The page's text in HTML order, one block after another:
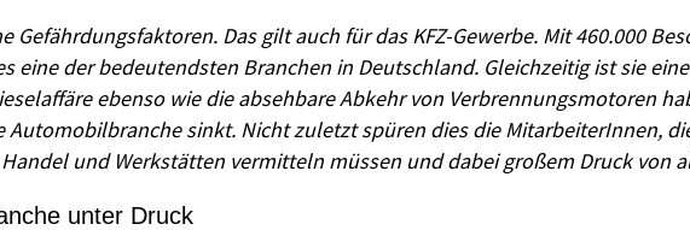
Gefährdungsfaktoren. Das gilt auch für das KFZ-Gewerbe. Mit 460.000
eine der bedeutendsten Branchen in Deutschland. Gleichzeitig ist sie
ebenso wie die absehbare Abkehr von Verbrennungsmotoren
Automobilbranche sinkt. Nicht zuletzt spüren dies die MitarbeiterInnen,
und Werkstätten vermitteln müssen und dabei großem Druck von
unter Druck